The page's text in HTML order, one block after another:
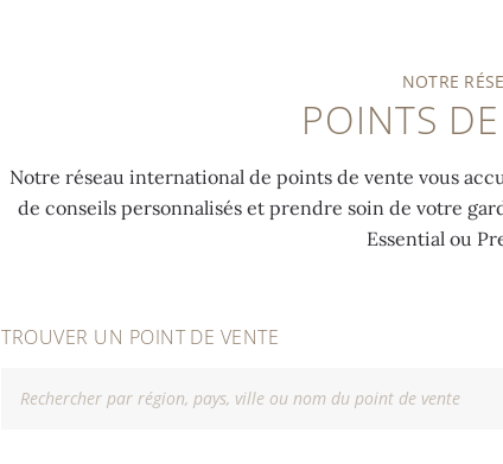
NOTRE
POINTS
Notre réseau international de points de vente vous
de conseils personnalisés et prendre soin de votre
Essential ou
TROUVER UN POINT DE VENTE